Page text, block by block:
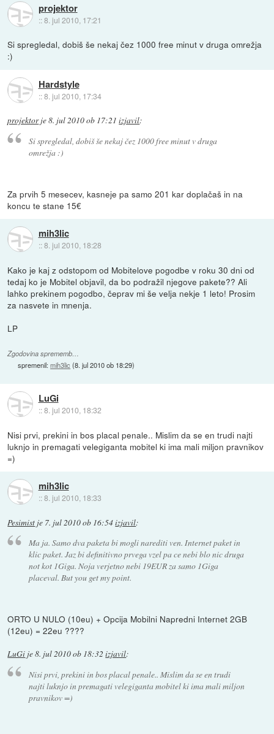
projektor
::8. jul 2010, 17:21
Si spregledal, dobiš še nekaj čez 1000 free minut v druga omrežja
:)
Hardstyle
::8. jul 2010, 17:34
projektorje8. jul 2010 ob 17:21 izjavil:
Si spregledal, dobiš še nekaj čez 1000 free minut v druga
omrežja :)
Za prvih 5 mesecev, kasneje pa samo 201 kar doplačaš in na
koncu te stane 15€
mih3lic
::8. jul 2010, 18:28
Kako je kaj z odstopom od Mobitelove pogodbe v roku 30 dni od
tedaj ko je Mobitel objavil, da bo podražil njegove pakete?? Ali
lahko prekinem pogodbo, čeprav mi še velja nekje 1 leto! Prosim
za nasvete in mnenja.
LP
Zgodovina sprememb…
spremenil:mih3lic (8. jul 2010 ob 18:29)
LuGi
::8. jul 2010, 18:32
Nisi prvi, prekini in bos placal penale.. Mislim da se en trudi najti
luknjo in premagati velegiganta mobitel ki ima mali miljon pravnikov
=)
mih3lic
::8. jul 2010, 18:33
Pesimist je 7. jul 2010 ob 16:54izjavil:
Ma ja. Samo dva paketa bi mogli narediti ven. Internet paket in
klic paket. Jaz bi definitivno prvega vzel pa ce nebi blo nic druga
not kot 1Giga. Noja verjetno nebi 19EUR za samo 1Giga
placeval. But you get my point.
ORTO U NULO (10eu) + Opcija Mobilni Napredni Internet 2GB
(12eu) = 22eu ????
LuGi je8. jul 2010 ob 18:32 izjavil:
Nisi prvi, prekini in bos placal penale.. Mislim da se en trudi
najti luknjo in premagati velegiganta mobitel ki ima mali miljon
pravnikov =)